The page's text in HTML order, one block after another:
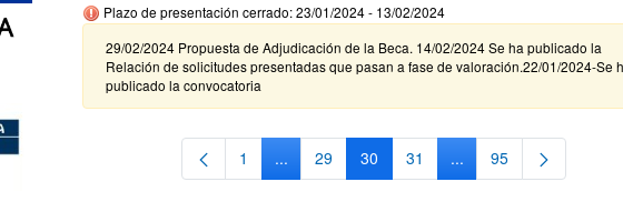
Plazo de presentación cerrado: 23/01/2024 - 13/02/2024
29/02/2024 Propuesta de Adjudicación de la Beca. 14/02/2024 Se ha publicado la
Relación de solicitudes presentadas que pasan a fase de valoración.22/01/2024-Se
publicado la convocatoria
Página
1 ...Páginas intermedias Use TAB para desplazarse.
Página
29 Página
30 Página
31 ...Páginas intermedias
Página
95